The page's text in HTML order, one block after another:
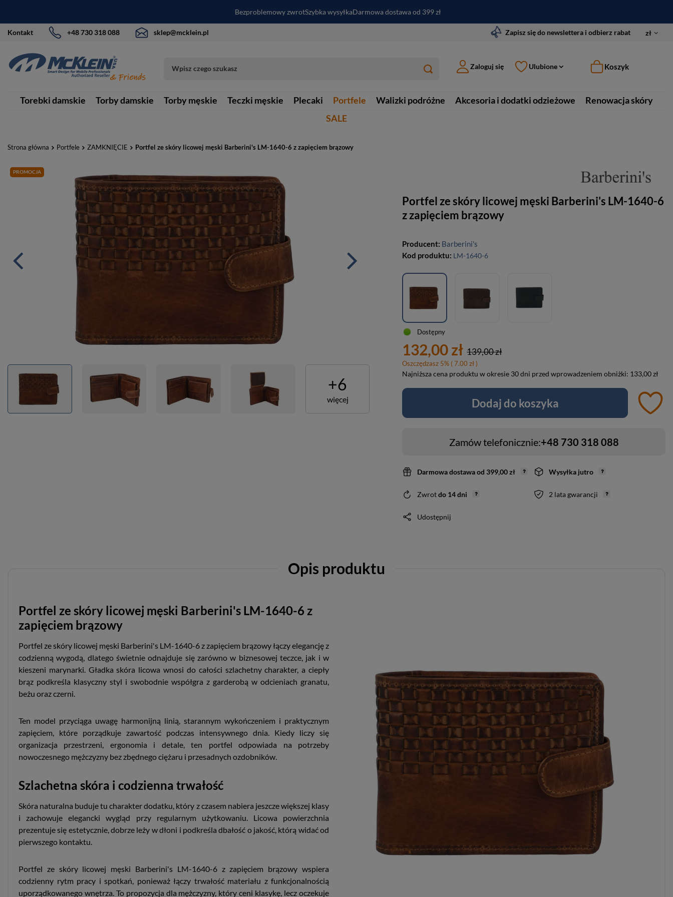
Bezproblemowy zwrotSzybka wysyłkaDarmowa dostawa od 399 zł
Kontakt +48 730 318 088 sklep@mcklein.pl Zapisz się do newslettera i odbierz rabat zł
Zaloguj się Ulubione Koszyk
Torebki damskie Torby damskie Torby męskie Teczki męskie Plecaki Portfele Walizki podróżne Akcesoria i dodatki odzieżowe
Renowacja skóry
SALE
Strona główna Portfele ZAMKNIĘCIE Portfel ze skóry licowej męski Barberini's LM-1640-6 z zapięciem brązowy
PROMOCJA
+6
więcej
Portfel ze skóry licowej męski Barberini's LM-1640-6
z zapięciem brązowy
Producent: Barberini's
Kod produktu: LM-1640-6
Dostępny
132,00 zł 139,00 zł
Oszczędzasz 5% ( 7.00 zł )
Najniższa cena produktu w okresie 30 dni przed wprowadzeniem obniżki: 133,00 zł
Dodaj do koszyka
Zamów telefonicznie:+48 730 318 088
Darmowa dostawaod 399,00 zł Wysyłka jutro
Zwrotdo 14dni 2 lata gwarancji
Udostępnij
Opis produktu
Portfel ze skóry licowej męski Barberini's LM-1640-6 z
zapięciem brązowy
Portfel ze skóry licowej męski Barberini's LM-1640-6 z zapięciem brązowy łączy elegancję z
codzienną wygodą, dlatego świetnie odnajduje się zarówno w biznesowej teczce, jak i w
kieszeni marynarki. Gładka skóra licowa wnosi do całości szlachetny charakter, a ciepły
brąz podkreśla klasyczny styl i swobodnie współgra z garderobą w odcieniach granatu,
beżu oraz czerni.
Ten model przyciąga uwagę harmonijną linią, starannym wykończeniem i praktycznym
zapięciem, które porządkuje zawartość podczas intensywnego dnia. Kiedy liczy się
organizacja przestrzeni, ergonomia i detale, ten portfel odpowiada na potrzeby
nowoczesnego mężczyzny bez zbędnego ciężaru i przesadnych ozdobników.
Szlachetna skóra i codzienna trwałość
Skóra naturalna buduje tu charakter dodatku, który z czasem nabiera jeszcze większej klasy
i zachowuje elegancki wygląd przy regularnym użytkowaniu. Licowa powierzchnia
prezentuje się estetycznie, dobrze leży w dłoni i podkreśla dbałość o jakość, którą widać od
pierwszego kontaktu.
Portfel ze skóry licowej męski Barberini's LM-1640-6 z zapięciem brązowy wspiera
codzienny rytm pracy i spotkań, ponieważ łączy trwałość materiału z funkcjonalnością
uporządkowanego wnętrza. To propozycja dla mężczyzny, który ceni klasykę, lecz oczekuje